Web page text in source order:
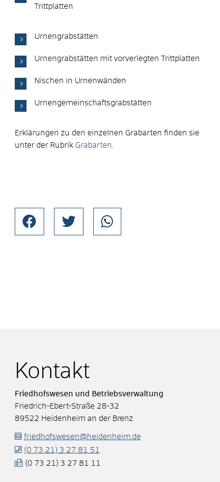
Trittplatten
Urnengrabstätten
Urnengrabstätten mit vorverlegten Trittplatten
Nischen in Urnenwänden
Urnengemeinschaftsgrabstätten
Erklärungen zu den einzelnen Grabarten finden sie
unter der Rubrik Grabarten.
Kontakt
Friedhofswesen und Betriebsverwaltung
Friedrich-Ebert-Straße 28-32
89522 Heidenheim an der Brenz
friedhofswesen@heidenheim.de
(0 73 21) 3 27 81 51
(0 73 21) 3 27 81 11